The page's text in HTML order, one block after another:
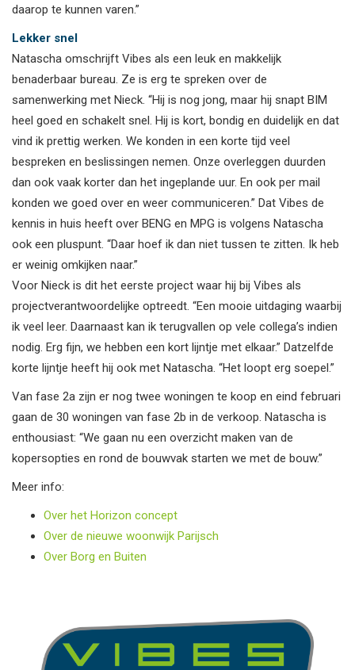
daarop te kunnen varen.”
Lekker snel
Natascha omschrijft Vibes als een leuk en makkelijk
benaderbaar bureau. Ze is erg te spreken over de
samenwerking met Nieck. “Hij is nog jong, maar hij snapt BIM
heel goed en schakelt snel. Hij is kort, bondig en duidelijk en dat
vind ik prettig werken. We konden in een korte tijd veel
bespreken en beslissingen nemen. Onze overleggen duurden
dan ook vaak korter dan het ingeplande uur. En ook per mail
konden we goed over en weer communiceren.” Dat Vibes de
kennis in huis heeft over BENG en MPG is volgens Natascha
ook een pluspunt. “Daar hoef ik dan niet tussen te zitten. Ik heb
er weinig omkijken naar.”
Voor Nieck is dit het eerste project waar hij bij Vibes als
projectverantwoordelijke optreedt. “Een mooie uitdaging waarbij
ik veel leer. Daarnaast kan ik terugvallen op vele collega’s indien
nodig. Erg fijn, we hebben een kort lijntje met elkaar.” Datzelfde
korte lijntje heeft hij ook met Natascha. “Het loopt erg soepel.”
Van fase 2a zijn er nog twee woningen te koop en eind februari
gaan de 30 woningen van fase 2b in de verkoop. Natascha is
enthousiast: “We gaan nu een overzicht maken van de
kopersopties en rond de bouwvak starten we met de bouw.”
Meer info:
Over het Horizon concept
Over de nieuwe woonwijk Parijsch
Over Borg en Buiten